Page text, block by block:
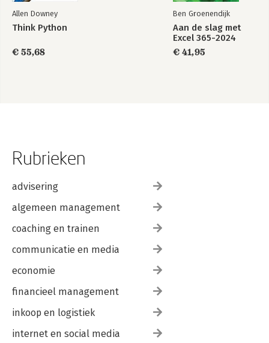
Allen Downey
Think Python
€ 55,68
Ben Groenendijk
Aan de slag met
Excel 365-2024
€ 41,95
Rubrieken
advisering
algemeen management
coaching en trainen
communicatie en media
economie
financieel management
inkoop en logistiek
internet en social media